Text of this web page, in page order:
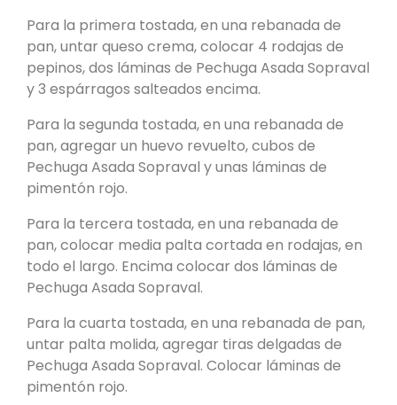
Para la primera tostada, en una rebanada de
pan, untar queso crema, colocar 4 rodajas de
pepinos, dos láminas de Pechuga Asada Sopraval
y 3 espárragos salteados encima.
Para la segunda tostada, en una rebanada de
pan, agregar un huevo revuelto, cubos de
Pechuga Asada Sopraval y unas láminas de
pimentón rojo.
Para la tercera tostada, en una rebanada de
pan, colocar media palta cortada en rodajas, en
todo el largo. Encima colocar dos láminas de
Pechuga Asada Sopraval.
Para la cuarta tostada, en una rebanada de pan,
untar palta molida, agregar tiras delgadas de
Pechuga Asada Sopraval. Colocar láminas de
pimentón rojo.